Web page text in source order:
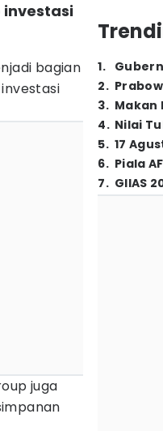
investasi
bagian
juga
1.
2.
3. Makan
4. Nilai
5. 17
6. Piala
7. GIIAS